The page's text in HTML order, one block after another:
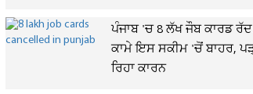
ਪੰਜਾਬ 'ਚ 8 ਲੱਖ ਜੌਬ ਕਾਰਡ
ਕਾਮੇ ਇਸ ਸਕੀਮ 'ਚੋਂ ਬਾਹਰ,
ਰਿਹਾ ਕਾਰਨ